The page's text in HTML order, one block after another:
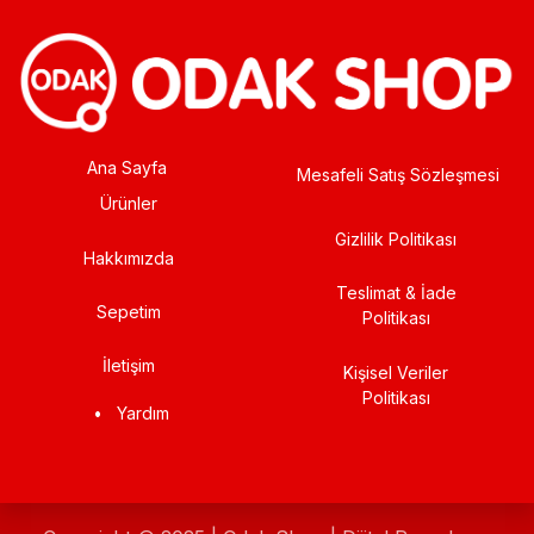
Ana Sayfa
Ürünler
Hakkımızda
Sepetim
İletişim
• Yardım
Mesafeli Satış Sözleşmesi
Gizlilik Politikası
Teslimat & İade
Politikası
Kişisel Veriler
Politikası